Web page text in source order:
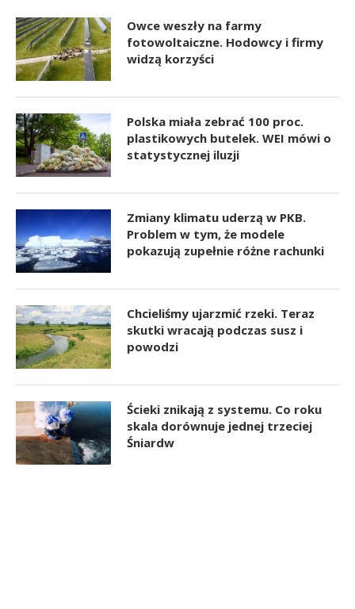
Owce weszły na farmy
fotowoltaiczne. Hodowcy i firmy
widzą korzyści
Polska miała zebrać 100 proc.
plastikowych butelek. WEI mówi o
statystycznej iluzji
Zmiany klimatu uderzą w PKB.
Problem w tym, że modele
pokazują zupełnie różne rachunki
Chcieliśmy ujarzmić rzeki. Teraz
skutki wracają podczas susz i
powodzi
Ścieki znikają z systemu. Co roku
skala dorównuje jednej trzeciej
Śniardw